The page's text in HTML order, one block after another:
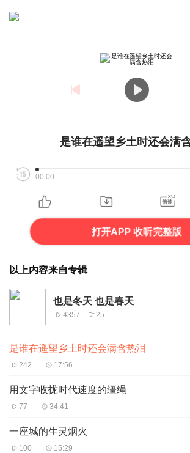
是谁在遥望乡土时还会满
00:00
打开APP 收听完整版
以上内容来自专辑
也是冬天 也是春天
4357 25
是谁在遥望乡土时还会满含热泪
242 17:56
用文字收拢时代速度的缰绳
77 34:41
一座城的生灵烟火
100 15:29